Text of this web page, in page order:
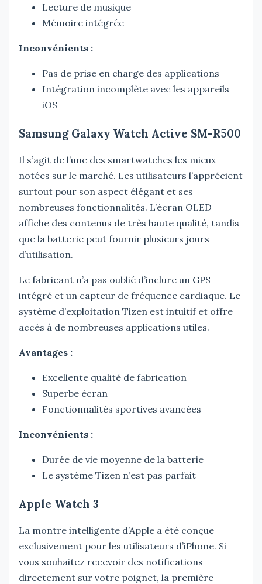
Lecture de musique
Mémoire intégrée
Inconvénients :
Pas de prise en charge des applications
Intégration incomplète avec les appareils
iOS
Samsung Galaxy Watch Active SM-R500
Il s’agit de l’une des smartwatches les mieux
notées sur le marché. Les utilisateurs l’apprécient
surtout pour son aspect élégant et ses
nombreuses fonctionnalités. L’écran OLED
affiche des contenus de très haute qualité, tandis
que la batterie peut fournir plusieurs jours
d’utilisation.
Le fabricant n’a pas oublié d’inclure un GPS
intégré et un capteur de fréquence cardiaque. Le
système d’exploitation Tizen est intuitif et offre
accès à de nombreuses applications utiles.
Avantages :
Excellente qualité de fabrication
Superbe écran
Fonctionnalités sportives avancées
Inconvénients :
Durée de vie moyenne de la batterie
Le système Tizen n’est pas parfait
Apple Watch 3
La montre intelligente d’Apple a été conçue
exclusivement pour les utilisateurs d’iPhone. Si
vous souhaitez recevoir des notifications
directement sur votre poignet, la première